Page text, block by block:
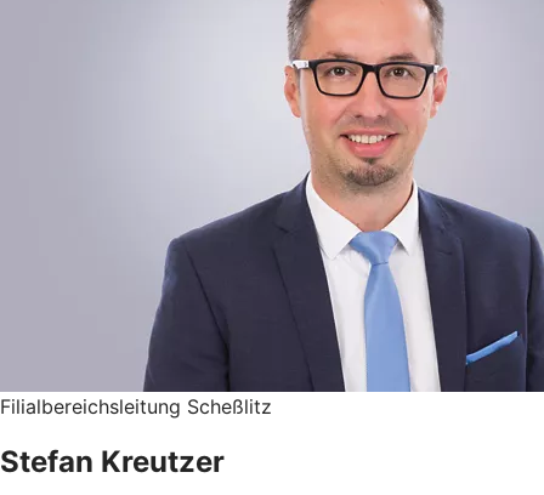
Filialbereichsleitung Scheßlitz
Stefan Kreutzer